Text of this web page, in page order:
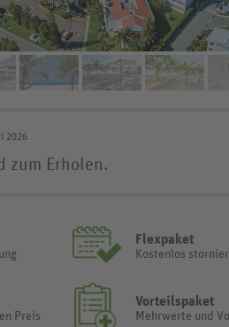
2026
zum Erholen.
Flexpaket
Kostenlos
Preis
Vorteilspaket
Mehrwerte und